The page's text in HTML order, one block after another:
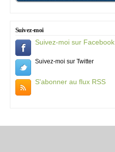
Suivez-moi
Suivez-moi sur Facebook
Suivez-moi sur Twitter
S'abonner au flux RSS